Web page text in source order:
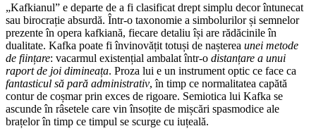
„Kafkianul” e departe de a fi clasificat drept simplu decor întunecat
sau birocrație absurdă. Într-o taxonomie a simbolurilor și semnelor
prezente în opera kafkiană, fiecare detaliu își are rădăcinile în
dualitate. Kafka poate fi învinovățit totuși de nașterea unei metode
de ființare: vacarmul existențial ambalat într-o distanțare a unui
raport de joi dimineața. Proza lui e un instrument optic ce face ca
fantasticul să pară administrativ, în timp ce normalitatea capătă
contur de coșmar prin exces de rigoare. Semiotica lui Kafka se
ascunde în râsetele care vin însoțite de mișcări spasmodice ale
brațelor în timp ce timpul se scurge cu iuțeală.